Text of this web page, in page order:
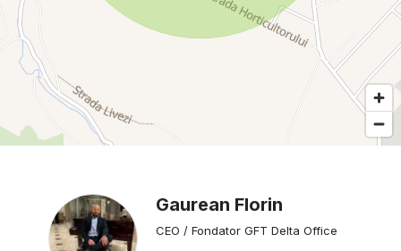
Gaurean Florin
CEO / Fondator GFT Delta Office